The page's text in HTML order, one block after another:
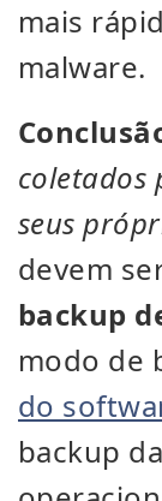
mais
malware.
coletados
seus
devem
backup
modo de
do
backup